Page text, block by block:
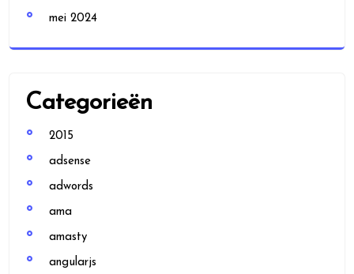
mei 2024
Categorieën
2015
adsense
adwords
ama
amasty
angularjs